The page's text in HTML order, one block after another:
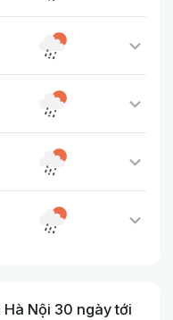
Nội 30 ngày tới